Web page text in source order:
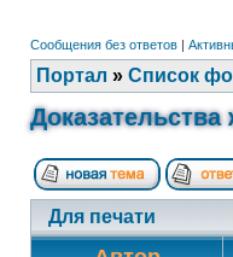
Сообщения без ответов |
Портал » Список
Для печати